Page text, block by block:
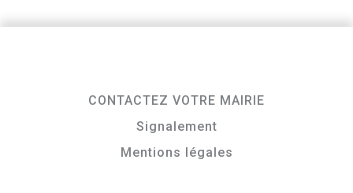
CONTACTEZ VOTRE MAIRIE
Signalement
Mentions légales